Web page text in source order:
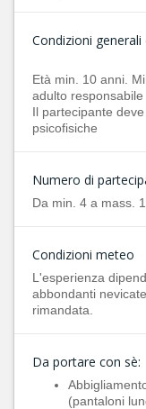
Condizioni
Età min. 10 anni.
adulto responsabile
Il partecipante
psicofisiche
Numero di
Da min. 4 a mass.
Condizioni meteo
L'esperienza
abbondanti
rimandata.
Da portare con sè:
(pantaloni